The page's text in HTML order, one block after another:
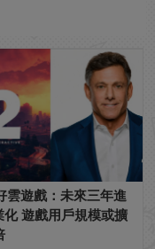
雲遊戲：未來三年進
化 遊戲用戶規模或擴